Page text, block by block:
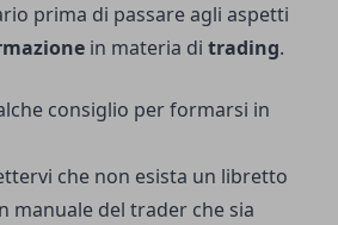
prima di passare agli aspetti
in materia di trading.
consiglio per formarsi in
che non esista un libretto
manuale del trader che sia